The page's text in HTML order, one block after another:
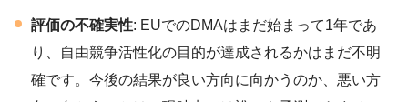
評価の不確実性: EUでのDMAはまだ始まって1年であ
り、自由競争活性化の目的が達成されるかはまだ不明
確です。今後の結果が良い方向に向かうのか、悪い方